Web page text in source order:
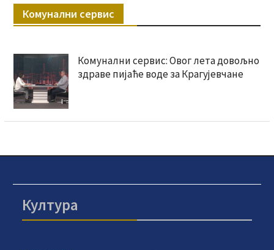
Комунални сервис
Комунални сервис: Овог лета довољно
здраве пијаће воде за Крагујевчане
Култура